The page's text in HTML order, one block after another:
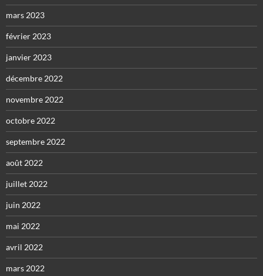
mars 2023
février 2023
janvier 2023
décembre 2022
novembre 2022
octobre 2022
septembre 2022
août 2022
juillet 2022
juin 2022
mai 2022
avril 2022
mars 2022